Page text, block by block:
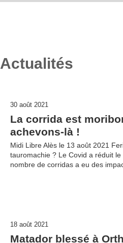
Actualités
30 août 2021
La corrida est
achevons-là !
Midi Libre Alès le 13 août 2021
tauromachie ? Le Covid a réduit
nombre de corridas a eu des
18 août 2021
Matador blessé à